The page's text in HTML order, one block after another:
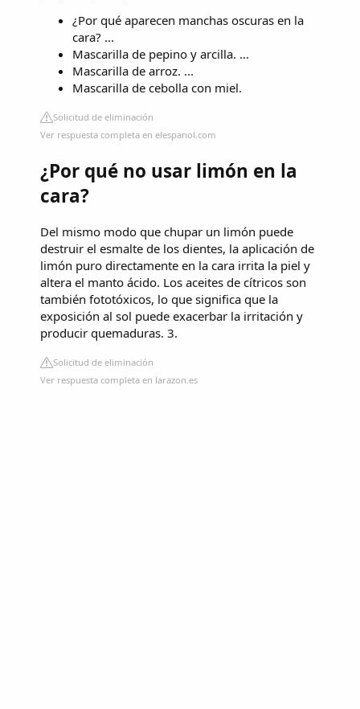
¿Por qué aparecen manchas oscuras en la
cara? ...
Mascarilla de pepino y arcilla. ...
Mascarilla de arroz. ...
Mascarilla de cebolla con miel.
Solicitud de eliminación
Ver respuesta completa en elespanol.com
¿Por qué no usar limón en la
cara?
Del mismo modo que chupar un limón puede
destruir el esmalte de los dientes, la aplicación de
limón puro directamente en la cara irrita la piel y
altera el manto ácido. Los aceites de cítricos son
también fototóxicos, lo que significa que la
exposición al sol puede exacerbar la irritación y
producir quemaduras. 3.
Solicitud de eliminación
Ver respuesta completa en larazon.es